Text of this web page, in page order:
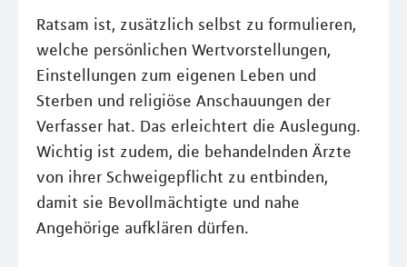
Ratsam ist, zusätzlich selbst zu formulieren,
welche persönlichen Wertvorstellungen,
Einstellungen zum eigenen Leben und
Sterben und religiöse Anschauungen der
Verfasser hat. Das erleichtert die Auslegung.
Wichtig ist zudem, die behandelnden Ärzte
von ihrer Schweigepflicht zu entbinden,
damit sie Bevollmächtigte und nahe
Angehörige aufklären dürfen.